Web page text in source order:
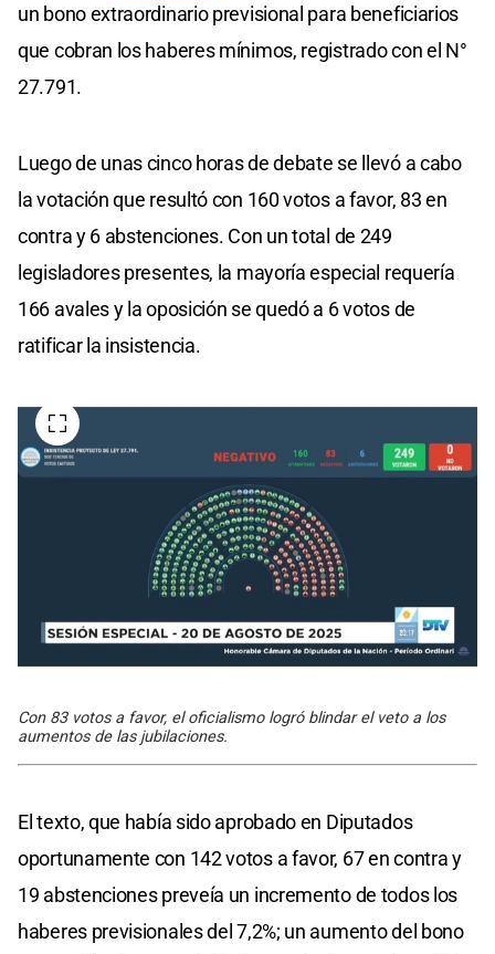
un bono extraordinario previsional para beneficiarios
que cobran los haberes mínimos, registrado con el N°
27.791.
Luego de unas cinco horas de debate se llevó a cabo
la votación que resultó con 160 votos a favor, 83 en
contra y 6 abstenciones. Con un total de 249
legisladores presentes, la mayoría especial requería
166 avales y la oposición se quedó a 6 votos de
ratificar la insistencia.
Con 83 votos a favor, el oficialismo logró blindar el veto a los
aumentos de las jubilaciones.
El texto, que había sido aprobado en Diputados
oportunamente con 142 votos a favor, 67 en contra y
19 abstenciones preveía un incremento de todos los
haberes previsionales del 7,2%; un aumento del bono